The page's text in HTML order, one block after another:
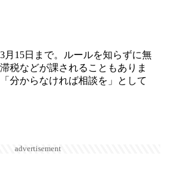
15日まで。ルールを知らずに無
税などが課されることもありま
分からなければ相談を」として
advertisement